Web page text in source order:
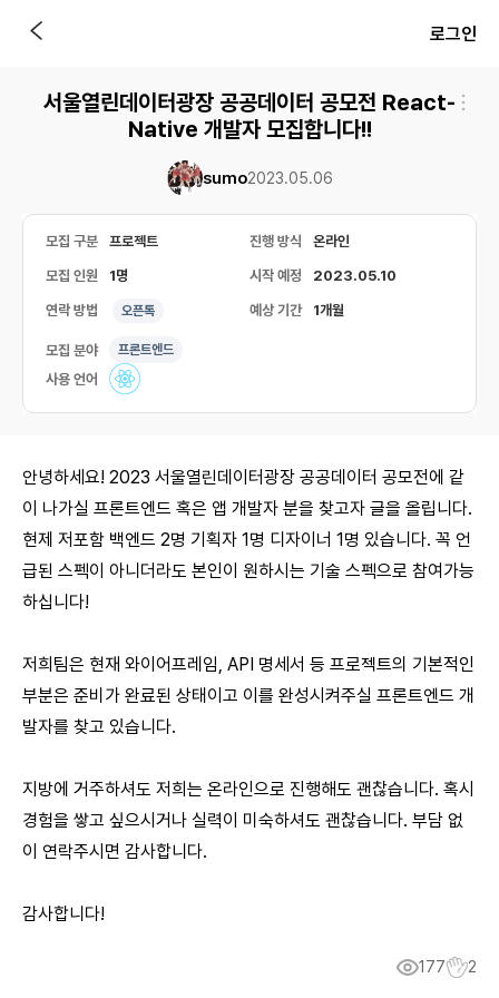
로그인
서울열린데이터광장 공공데이터 공모전 React-
Native 개발자 모집합니다!!
sumo2023.05.06
모집 구분 프로젝트 진행 방식 온라인
모집 인원 1명 시작 예정 2023.05.10
연락 방법 오픈톡 예상 기간 1개월
모집 분야 프론트엔드
사용 언어
안녕하세요! 2023 서울열린데이터광장 공공데이터 공모전에 같
이 나가실 프론트엔드 혹은 앱 개발자 분을 찾고자 글을 올립니다.
현제 저포함 백엔드 2명 기획자 1명 디자이너 1명 있습니다. 꼭 언
급된 스펙이 아니더라도 본인이 원하시는 기술 스펙으로 참여가능
하십니다!
저희팀은 현재 와이어프레임, API 명세서 등 프로젝트의 기본적인
부분은 준비가 완료된 상태이고 이를 완성시켜주실 프론트엔드 개
발자를 찾고 있습니다.
지방에 거주하셔도 저희는 온라인으로 진행해도 괜찮습니다. 혹시
경험을 쌓고 싶으시거나 실력이 미숙하셔도 괜찮습니다. 부담 없
이 연락주시면 감사합니다.
감사합니다!
177 2